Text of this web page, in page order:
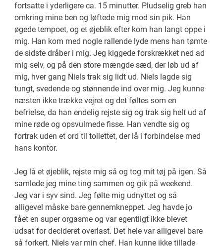
fortsatte i yderligere ca. 15 minutter. Pludselig greb han
omkring mine ben og løftede mig mod sin pik. Han
øgede tempoet, og et øjeblik efter kom han langt oppe i
mig. Han kom med nogle rallende lyde mens han tømte
de sidste dråber i mig. Jeg kiggede forskrækket ned ad
mig selv, og på den store mængde sæd, der løb ud af
mig, hver gang Niels trak sig lidt ud. Niels lagde sig
tungt, svedende og stønnende ind over mig. Jeg kunne
næsten ikke trække vejret og det føltes som en
befrielse, da han endelig rejste sig og trak sig helt ud af
mine røde og opsvulmede fisse. Han vendte sig og
fortrak uden et ord til toilettet, der lå i forbindelse med
hans kontor.
Jeg lå et øjeblik, rejste mig så og tog mit tøj på igen. Så
samlede jeg mine ting sammen og gik på weekend.
Jeg var i syv sind. Jeg følte mig udnyttet og så
alligevel måske bare gennemkneppet. Jeg havde jo
fået en super orgasme og var egentligt ikke blevet
udsat for decideret overlast. Det hele var alligevel bare
så forkert. Niels var min chef. Han kunne ikke tillade